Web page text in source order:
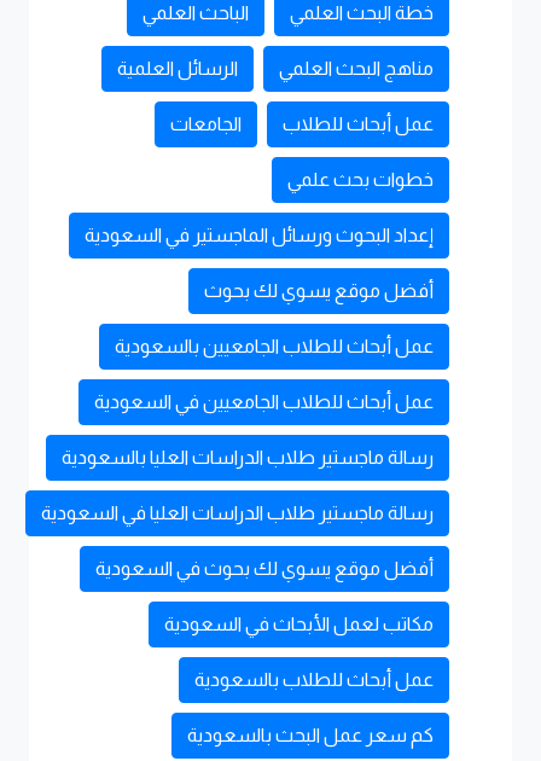
خطة البحث العلمي الباحث العلمي
مناهج البحث العلمي الرسائل العلمية
عمل أبحاث للطلاب الجامعات
خطوات بحث علمي
إعداد البحوث ورسائل الماجستير في السعودية
أفضل موقع يسوي لك بحوث
عمل أبحاث للطلاب الجامعيين بالسعودية
عمل أبحاث للطلاب الجامعيين في السعودية
رسالة ماجستير طلاب الدراسات العليا بالسعودية
رسالة ماجستير طلاب الدراسات العليا في السعودية
أفضل موقع يسوي لك بحوث في السعودية
مكاتب لعمل الأبحاث في السعودية
عمل أبحاث للطلاب بالسعودية
كم سعر عمل البحث بالسعودية